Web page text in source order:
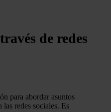
de redes
para abordar asuntos
redes sociales. Es